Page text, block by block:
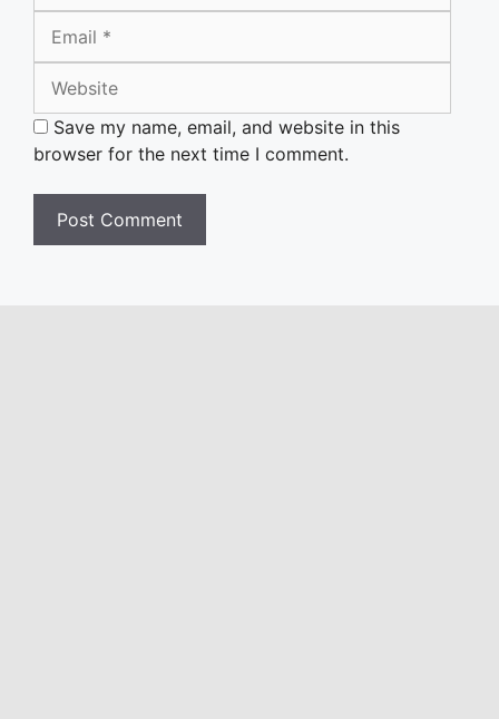
Save my name, email, and website in this
browser for the next time I comment.